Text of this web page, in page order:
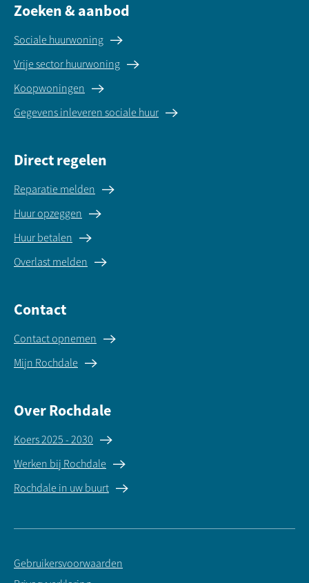
Zoeken & aanbod
Sociale huurwoning
Vrije sector huurwoning
Koopwoningen
Gegevens inleveren sociale huur
Direct regelen
Reparatie melden
Huur opzeggen
Huur betalen
Overlast melden
Contact
Contact opnemen
Mijn Rochdale
Over Rochdale
Koers 2025 - 2030
Werken bij Rochdale
Rochdale in uw buurt
Gebruikersvoorwaarden